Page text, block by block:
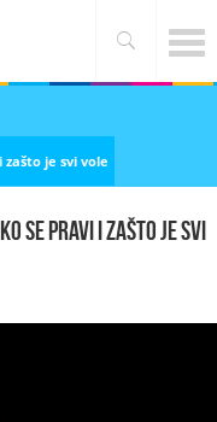
je svi vole
se pravi i zašto je svi